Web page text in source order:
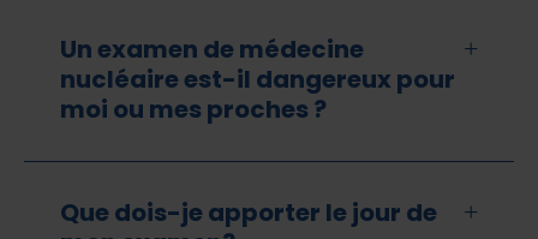
Un examen de médecine
nucléaire est-il dangereux pour
moi ou mes proches ?
Que dois-je apporter le jour de